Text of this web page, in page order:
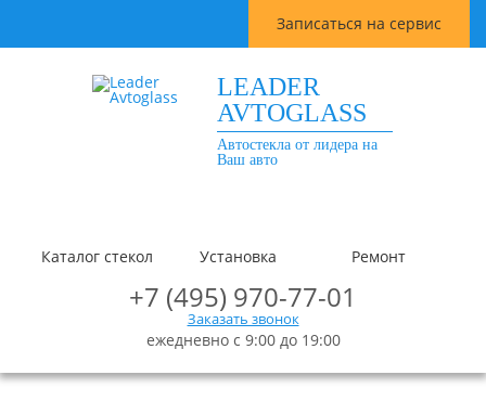
Записаться на сервис
LEADER
AVTOGLASS
Автостекла от лидера на
Ваш авто
Каталог стекол Установка Ремонт
+7 (495) 970-77-01
Заказать звонок
ежедневно с 9:00 до 19:00